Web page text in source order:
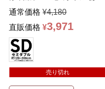
たか 毛布 2WA …
通常価格 ¥4,180
直販価格 ¥3,971
売り切れ